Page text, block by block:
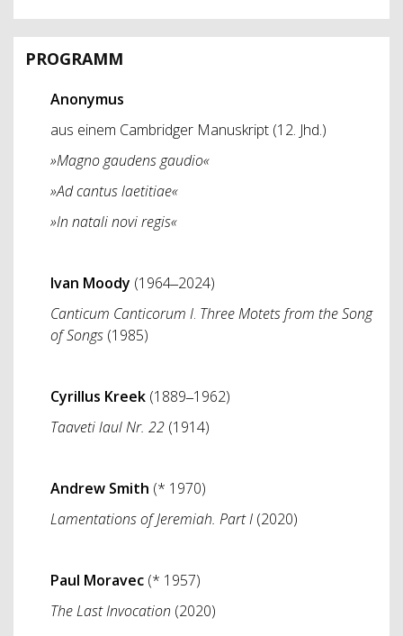
PROGRAMM
Anonymus
aus einem Cambridger Manuskript (12. Jhd.)
»Magno gaudens gaudio«
»Ad cantus laetitiae«
»In natali novi regis«
Ivan Moody (1964‒2024)
Canticum Canticorum I. Three Motets from the Song
of Songs (1985)
Cyrillus Kreek (1889‒1962)
Taaveti laul Nr. 22 (1914)
Andrew Smith (* 1970)
Lamentations of Jeremiah. Part I (2020)
Paul Moravec (* 1957)
The Last Invocation (2020)